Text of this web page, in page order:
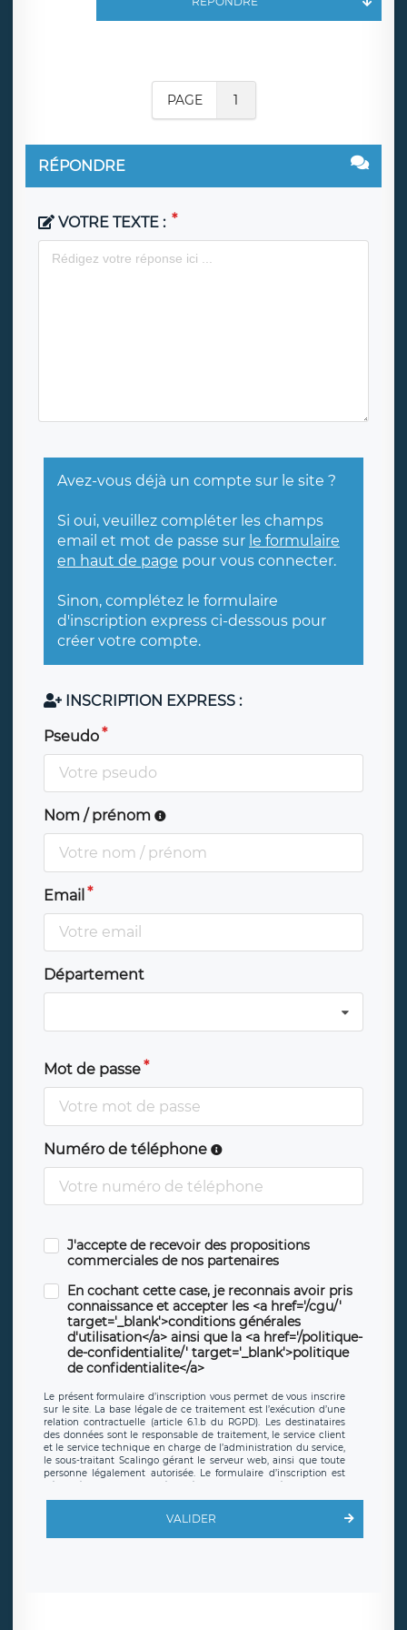
PAGE 1
RÉPONDRE
VOTRE TEXTE :
Avez-vous déjà un compte sur le site ?
Si oui, veuillez compléter les champs
email et mot de passe sur le formulaire
en haut de page pour vous connecter.
Sinon, complétez le formulaire
d'inscription express ci-dessous pour
créer votre compte.
INSCRIPTION EXPRESS :
Pseudo
Nom / prénom
Email
Département
Mot de passe
Numéro de téléphone
J'accepte de recevoir des propositions
commerciales de nos partenaires
En cochant cette case, je reconnais avoir pris
connaissance et accepter les <a href='/cgu/'
target='_blank'>conditions générales
d'utilisation</a> ainsi que la <a href='/politique-
de-confidentialite/' target='_blank'>politique
de confidentialite</a>
Le présent formulaire d’inscription vous permet de vous inscrire
sur le site. La base légale de ce traitement est l’exécution d’une
relation contractuelle (article 6.1.b du RGPD). Les destinataires
des données sont le responsable de traitement, le service client
et le service technique en charge de l’administration du service,
le sous-traitant Scalingo gérant le serveur web, ainsi que toute
personne légalement autorisée. Le formulaire d’inscription est
offrant desclauses de protection conformes au RGPD. Les
en sollicite la suppression, étant entendu que vous pouvez
demander la suppression de vos données et retirer votre
VALIDER